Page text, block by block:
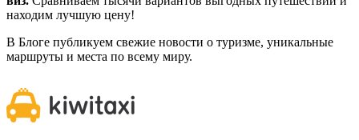
находим лучшую цену!
В Блоге публикуем свежие новости о туризме, уникальные
маршруты и места по всему миру.